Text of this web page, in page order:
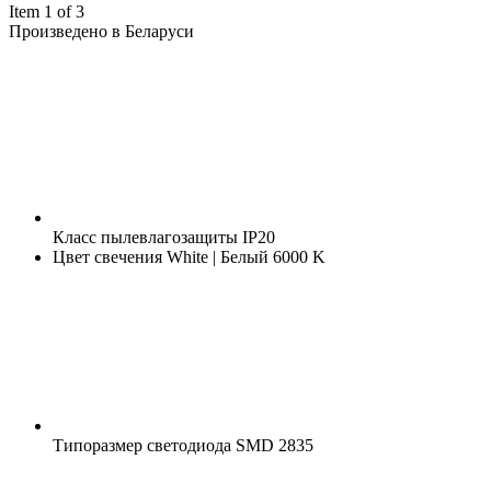
Item 1 of 3
Произведено в Беларуси
Класс пылевлагозащиты IP20
Цвет свечения White | Белый 6000 K
Типоразмер светодиода SMD 2835